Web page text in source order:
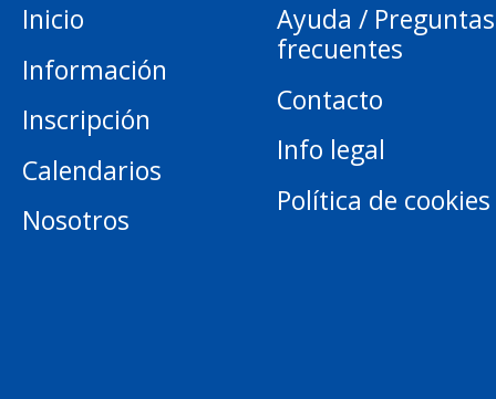
Inicio
Información
Inscripción
Calendarios
Nosotros
Ayuda / Preguntas
frecuentes
Contacto
Info legal
Política de cookies